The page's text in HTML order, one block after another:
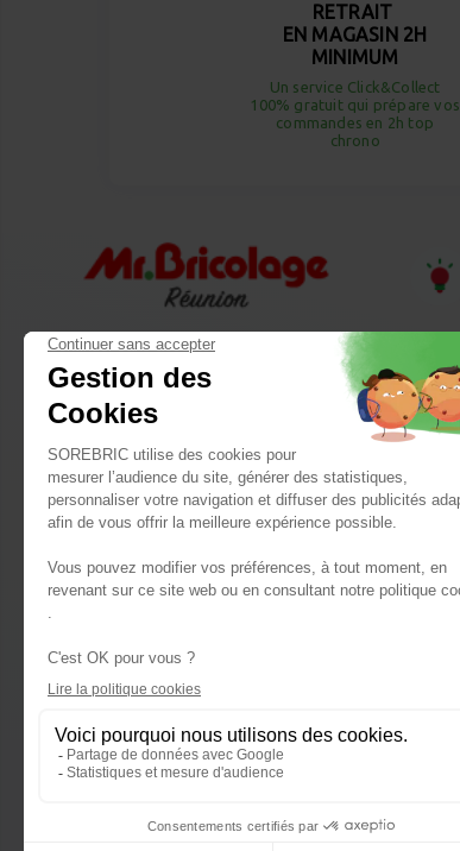
RETRAIT
EN MAGASIN 2H
MINIMUM
Un service Click&Collect
100% gratuit qui prépare vos
commandes en 2h top
chrono
sur vos réseaux !